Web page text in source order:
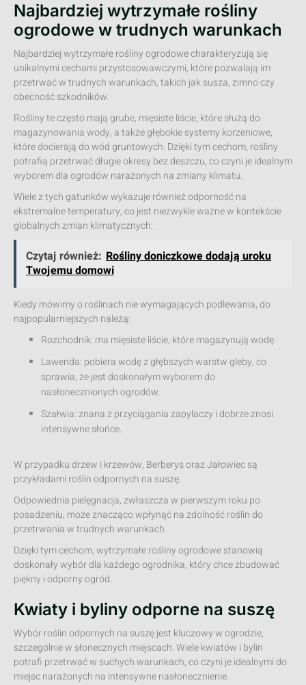
Najbardziej wytrzymałe rośliny
ogrodowe w trudnych warunkach
Najbardziej wytrzymałe rośliny ogrodowe charakteryzują się
unikalnymi cechami przystosowawczymi, które pozwalają im
przetrwać w trudnych warunkach, takich jak susza, zimno czy
obecność szkodników.
Rośliny te często mają grube, mięsiste liście, które służą do
magazynowania wody, a także głębokie systemy korzeniowe,
które docierają do wód gruntowych. Dzięki tym cechom, rośliny
potrafią przetrwać długie okresy bez deszczu, co czyni je idealnym
wyborem dla ogrodów narażonych na zmiany klimatu.
Wiele z tych gatunków wykazuje również odporność na
ekstremalne temperatury, co jest niezwykle ważne w kontekście
globalnych zmian klimatycznych.
Czytaj również: Rośliny doniczkowe dodają uroku
Twojemu domowi
Kiedy mówimy o roślinach nie wymagających podlewania, do
najpopularniejszych należą:
Rozchodnik: ma mięsiste liście, które magazynują wodę.
Lawenda: pobiera wodę z głębszych warstw gleby, co
sprawia, że jest doskonałym wyborem do
nasłonecznionych ogrodów.
Szałwia: znana z przyciągania zapylaczy i dobrze znosi
intensywne słońce.
W przypadku drzew i krzewów, Berberys oraz Jałowiec są
przykładami roślin odpornych na suszę.
Odpowiednia pielęgnacja, zwłaszcza w pierwszym roku po
posadzeniu, może znacząco wpłynąć na zdolność roślin do
przetrwania w trudnych warunkach.
Dzięki tym cechom, wytrzymałe rośliny ogrodowe stanowią
doskonały wybór dla każdego ogrodnika, który chce zbudować
piękny i odporny ogród.
Kwiaty i byliny odporne na suszę
Wybór roślin odpornych na suszę jest kluczowy w ogrodzie,
szczególnie w słonecznych miejscach. Wiele kwiatów i bylin
potrafi przetrwać w suchych warunkach, co czyni je idealnymi do
miejsc narażonych na intensywne nasłonecznienie.